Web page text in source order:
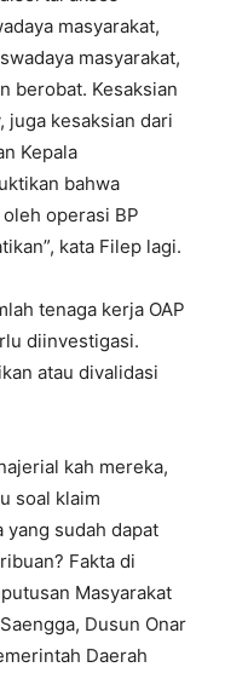
masyarakat,
masyarakat,
berobat. Kesaksian
juga kesaksian dari
Kepala
bahwa
operasi BP
kata Filep lagi.
tenaga kerja OAP
diinvestigasi.
atau divalidasi
kah mereka,
soal klaim
yang sudah dapat
Fakta di
Masyarakat
Dusun Onar
Daerah